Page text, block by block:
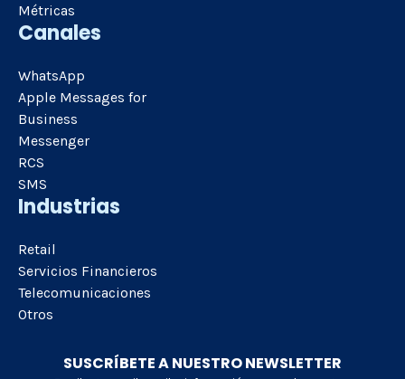
Métricas
Canales
WhatsApp
Apple Messages for
Business
Messenger
RCS
SMS
Industrias
Retail
Servicios Financieros
Telecomunicaciones
Otros
SUSCRÍBETE A NUESTRO NEWSLETTER